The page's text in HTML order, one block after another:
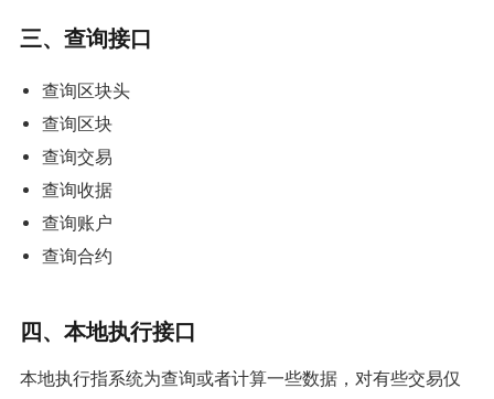
三、查询接口
查询区块头
查询区块
查询交易
查询收据
查询账户
查询合约
四、本地执行接口
本地执行指系统为查询或者计算一些数据，对有些交易仅